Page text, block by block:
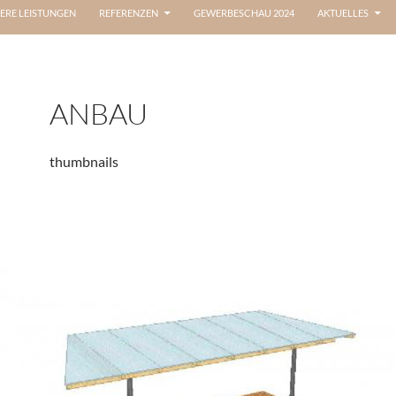
LEISTUNGEN REFERENZEN GEWERBESCHAU 2024 AKTUELLES
ANBAU
thumbnails